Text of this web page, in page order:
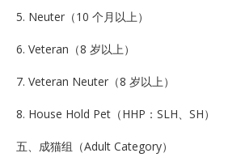
5. Neuter（10 个月以上）
6. Veteran（8 岁以上）
7. Veteran Neuter（8 岁以上）
8. House Hold Pet（HHP：SLH、SH）
五、成猫组（Adult Category）